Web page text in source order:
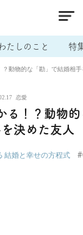
たしのこと 特
動物的な「勘」で結婚相
恋愛
る！？動物
決めた友人
結婚と幸せの方程式
# 不倫
ブグッズ # 体の相